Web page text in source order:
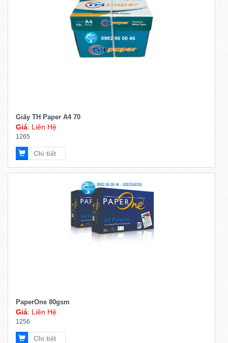
Giấy TH Paper A4 70
Giá: Liên Hệ
1265
Chi tiết
PaperOne 80gsm
Giá: Liên Hệ
1256
Chi tiết